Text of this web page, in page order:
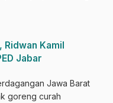
Kamil
Jabar
Jawa Barat
goreng curah